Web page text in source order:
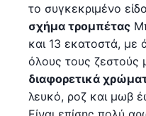
το συγκεκριμένο
σχήμα τρομπέτας
και 13 εκατοστά, με
όλους τους ζεστούς
διαφορετικά
λευκό, ροζ και μωβ